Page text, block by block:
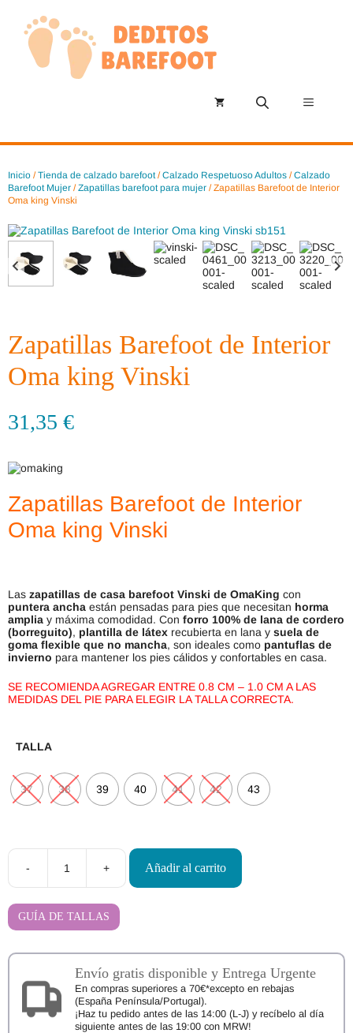
contenido
Menú
Inicio /Tienda de calzado barefoot/Calzado Respetuoso Adultos /Calzado
Barefoot Mujer /Zapatillas barefoot para mujer / Zapatillas Barefoot de Interior
Oma king Vinski
Zapatillas Barefoot de Interior
Oma king Vinski
31,35 €
Zapatillas Barefoot de Interior
Oma king Vinski
Las zapatillas de casa barefoot Vinski de OmaKing con
puntera ancha están pensadas para pies que necesitan horma
amplia y máxima comodidad. Con forro 100% de lana de cordero
(borreguito), plantilla de látex recubierta en lana y suela de
goma flexible que no mancha, son ideales como pantuflas de
invierno para mantener los pies cálidos y confortables en casa.
SE RECOMIENDA AGREGAR ENTRE 0.8 CM – 1.0 CM A LAS
MEDIDAS DEL PIE PARA ELEGIR LA TALLA CORRECTA.
TALLA
37 38 39 40 41 42 43
-
Zapatillas
Barefoot
+ Añadir al carrito
GUÍA DE TALLAS
Envío gratis disponible y Entrega Urgente
En compras superiores a 70€*excepto en rebajas
(España Península/Portugal).
¡Haz tu pedido antes de las 14:00 (L-J) y recíbelo al día
siguiente antes de las 19:00 con MRW!